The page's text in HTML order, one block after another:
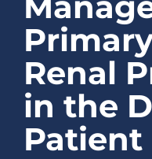
Renal
in the
Patient